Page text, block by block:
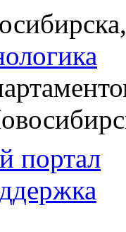
портал